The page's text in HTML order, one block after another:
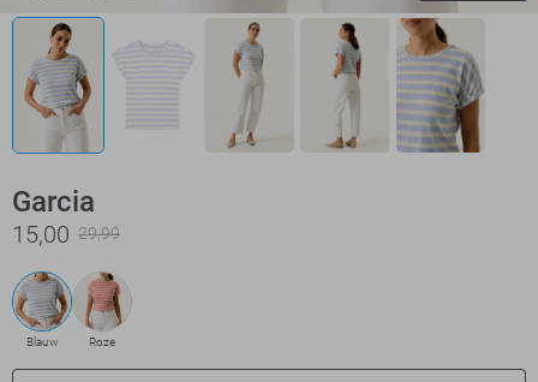
Garcia
15,00 29,99
Blauw Roze